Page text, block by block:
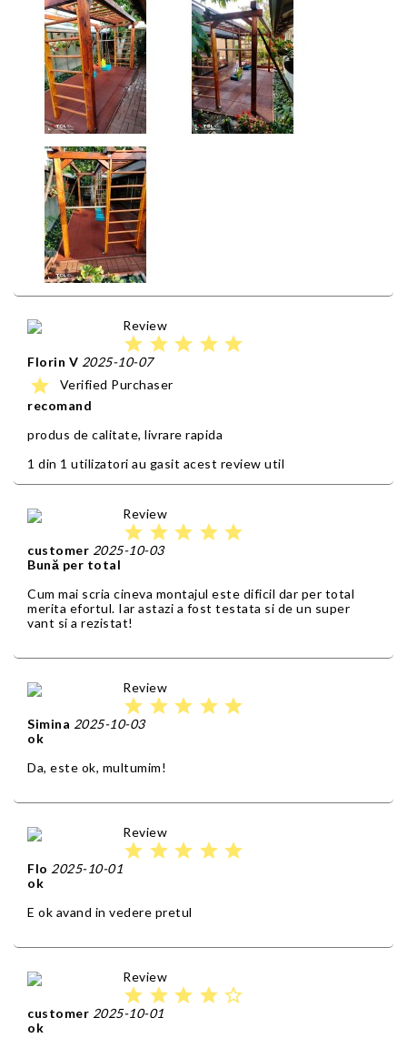
Review
star star star star star
Florin V 2025-10-07
star
Verified Purchaser
recomand
produs de calitate, livrare rapida
1 din 1 utilizatori au gasit acest review util
Review
star star star star star
customer 2025-10-03
Bună per total
Cum mai scria cineva montajul este dificil dar per total
merita efortul. Iar astazi a fost testata si de un super
vant si a rezistat!
Review
star star star star star
Simina 2025-10-03
ok
Da, este ok, multumim!
Review
star star star star star
Flo 2025-10-01
ok
E ok avand in vedere pretul
Review
star star star star star_border
customer 2025-10-01
ok